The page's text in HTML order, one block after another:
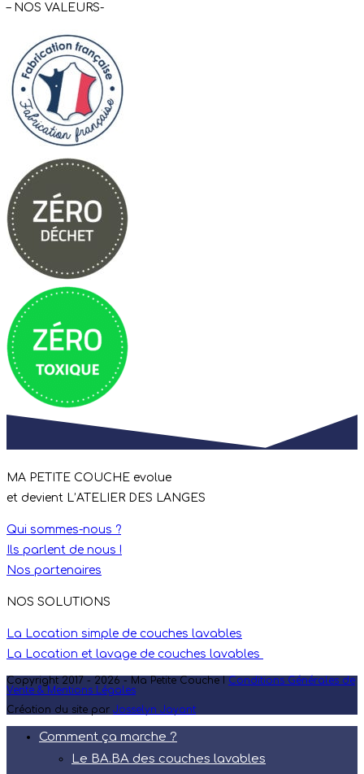
– NOS VALEURS-
MA PETITE COUCHE evolue
et devient L’ATELIER DES LANGES
Qui sommes-nous ?
Ils parlent de nous !
Nos partenaires
NOS SOLUTIONS
La Location simple de couches lavables
La Location et lavage de couches lavables
Copyright 2017 - 2026 - Ma Petite Couche I Conditions Générales de
Vente & Mentions Légales
Création du site par Josselyn Jayant
Comment ça marche ?
Le BA.BA des couches lavables